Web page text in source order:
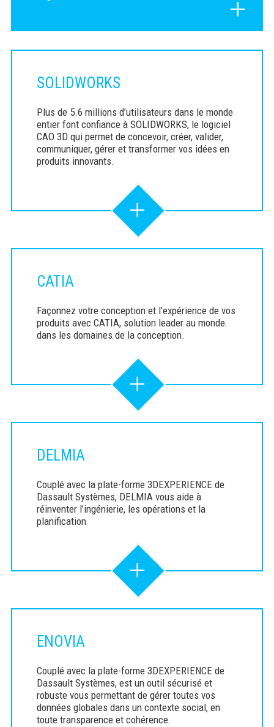
+
SOLIDWORKS
Plus de 5.6 millions d’utilisateurs dans le monde
entier font confiance à SOLIDWORKS, le logiciel
CAO 3D qui permet de concevoir, créer, valider,
communiquer, gérer et transformer vos idées en
produits innovants.
+
CATIA
Façonnez votre conception et l’expérience de vos
produits avec CATIA, solution leader au monde
dans les domaines de la conception.
+
DELMIA
Couplé avec la plate-forme 3DEXPERIENCE de
Dassault Systèmes, DELMIA vous aide à
réinventer l’ingénierie, les opérations et la
planification
+
ENOVIA
Couplé avec la plate-forme 3DEXPERIENCE de
Dassault Systèmes, est un outil sécurisé et
robuste vous permettant de gérer toutes vos
données globales dans un contexte social, en
toute transparence et cohérence.